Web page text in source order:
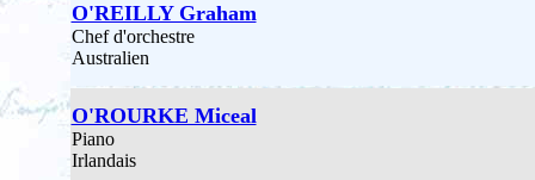
O'REILLY Graham
Chef d'orchestre
Australien
O'ROURKE Miceal
Piano
Irlandais